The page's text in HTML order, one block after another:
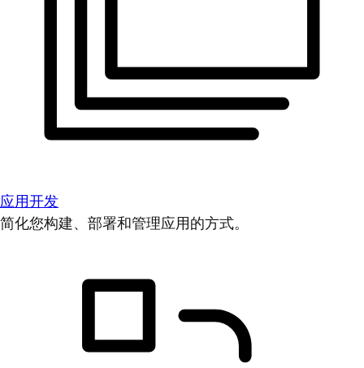
应用开发
简化您构建、部署和管理应用的方式。